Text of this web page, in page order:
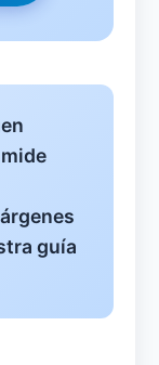
mide
guía